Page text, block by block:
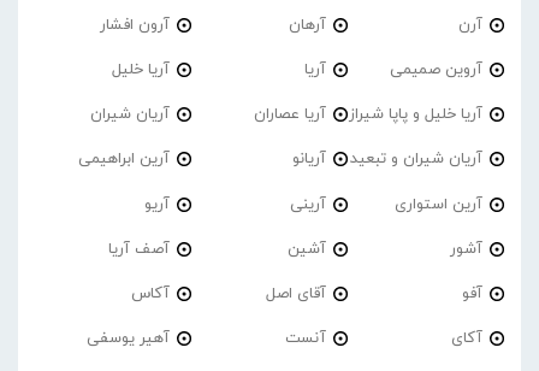
آرن آرهان آرون افشار
آروین صمیمی آریا آریا خلیل
آریا خلیل و پاپا شیراز آریا عصاران آریان شیران
آریان شیران و تبعید آریانو آرین ابراهیمی
آرین استواری آرینی آریو
آشور آشین آصف آریا
آفو آقای اصل آکاس
آکای آنست آهیر یوسفی